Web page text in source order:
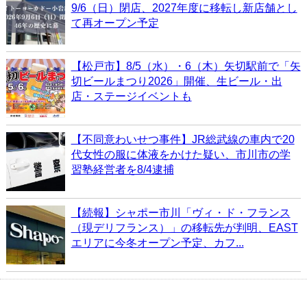
9/6（日）閉店、2027年度に移転し新店舗とし
て再オープン予定
【松戸市】8/5（水）・6（木）矢切駅前で「矢
切ビールまつり2026」開催、生ビール・出
店・ステージイベントも
【不同意わいせつ事件】JR総武線の車内で20
代女性の服に体液をかけた疑い、市川市の学
習塾経営者を8/4逮捕
【続報】シャポー市川「ヴィ・ド・フランス
（現デリフランス）」の移転先が判明、EAST
エリアに今冬オープン予定、カフ...